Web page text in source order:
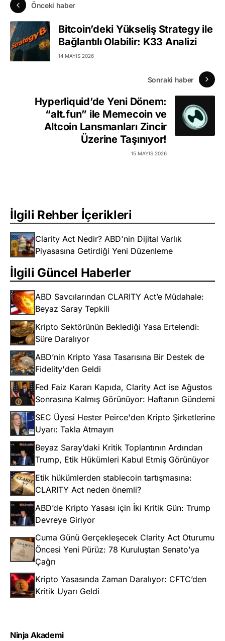
Önceki haber
Bitcoin’deki Yükseliş Strategy ile
Bağlantılı Olabilir: K33 Analizi
14 MAYIS 2026
Sonraki haber
Hyperliquid’de Yeni Dönem:
“alt.fun” ile Memecoin ve
Altcoin Lansmanları Zincir
Üzerine Taşınıyor!
15 MAYIS 2026
İlgili Rehber İçerikleri
Clarity Act Nedir? ABD'nin Dijital Varlık
Piyasasına Getirdiği Yeni Düzenleme
İlgili Güncel Haberler
ABD Savcılarından CLARITY Act’e Müdahale:
Beyaz Saray Tepkili
Kripto Sektörünün Beklediği Yasa Ertelendi:
Süre Daralıyor
ABD’nin Kripto Yasa Tasarısına Bir Destek de
Fidelity'den Geldi
Fed Faiz Kararı Kapıda, Clarity Act ise Ağustos
Sonrasına Kalmış Görünüyor: Haftanın Gündemi
SEC Üyesi Hester Peirce'den Kripto Şirketlerine
Uyarı: Takla Atmayın
Beyaz Saray’daki Kritik Toplantının Ardından
Trump, Etik Hükümleri Kabul Etmiş Görünüyor
Etik hükümlerden stablecoin tartışmasına:
CLARITY Act neden önemli?
ABD’de Kripto Yasası için İki Kritik Gün: Trump
Devreye Giriyor
Cuma Günü Gerçekleşecek Clarity Act Oturumu
Öncesi Yeni Pürüz: 78 Kuruluştan Senato’ya
Çağrı
Kripto Yasasında Zaman Daralıyor: CFTC’den
Kritik Uyarı Geldi
Ninja Akademi